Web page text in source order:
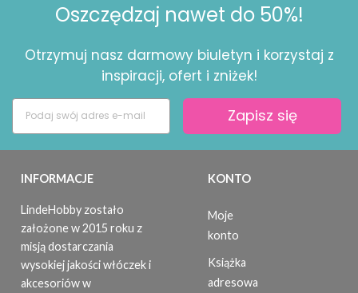
Oszczędzaj nawet do 50%!
Otrzymuj nasz darmowy biuletyn i korzystaj z
inspiracji, ofert i zniżek!
Zapisz się
INFORMACJE
LindeHobby zostało
założone w 2015 roku z
misją dostarczania
wysokiej jakości włóczek i
akcesoriów w
KONTO
Moje
konto
Książka
adresowa